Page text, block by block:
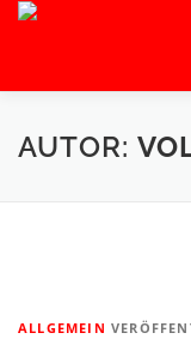
Zum
HOME BLOG
LEICHTATHLETIK
AUTOR:
ALLGEMEIN